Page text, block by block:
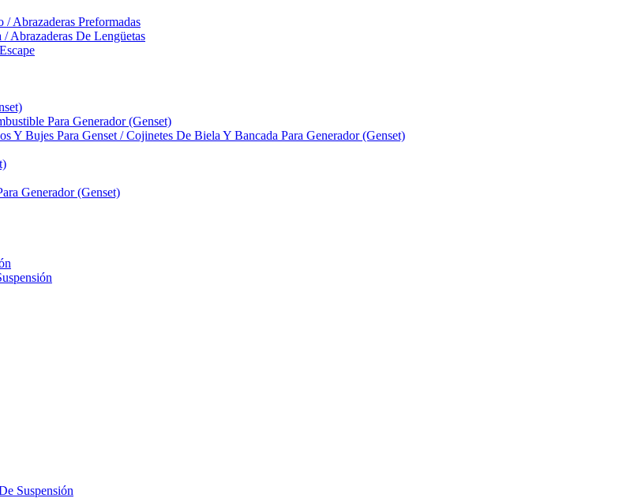
Abrazaderas Preformadas
Abrazaderas De Lengüetas
Para Generador (Genset)
Y Bujes Para Genset / Cojinetes De Biela Y Bancada Para Generador (Genset)
Generador (Genset)
Suspensión